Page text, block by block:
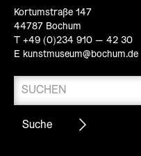
Kortumstraße 147
44787 Bochum
T +49 (0)234 910 – 42 30
E kunstmuseum@bochum.de